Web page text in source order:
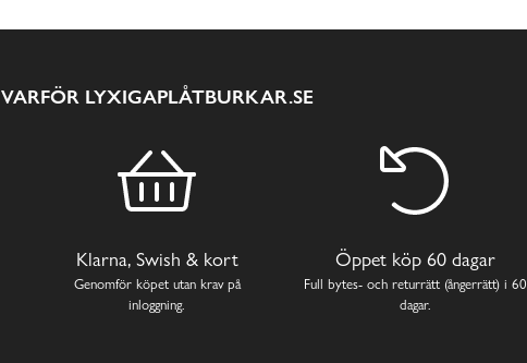
VARFÖR LYXIGAPLÅTBURKAR.SE
Klarna, Swish & kort
Genomför köpet utan krav på
inloggning.
Öppet köp 60 dagar
Full bytes- och returrätt (ångerrätt) i 60
dagar.